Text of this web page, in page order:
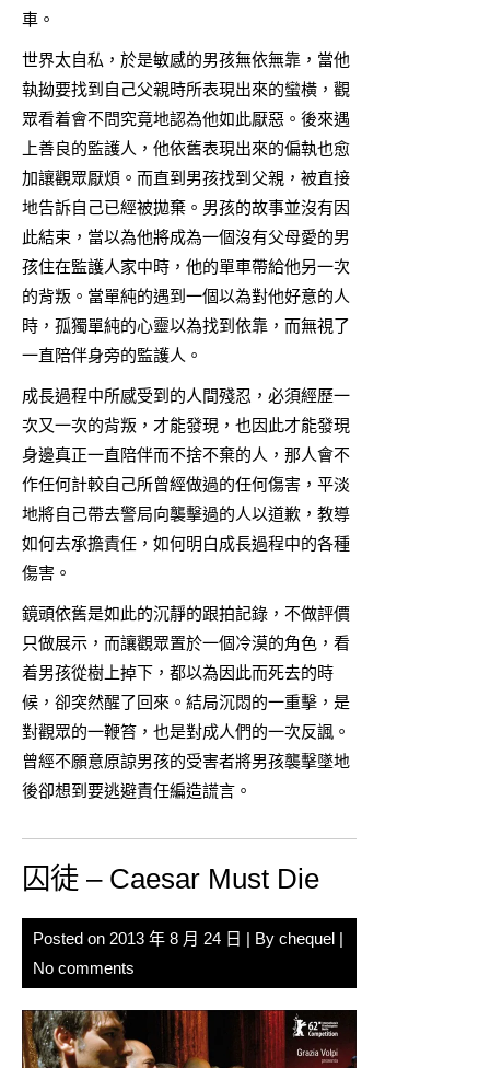
車。
世界太自私，於是敏感的男孩無依無靠，當他
執拗要找到自己父親時所表現出來的蠻橫，觀
眾看着會不問究竟地認為他如此厭惡。後來遇
上善良的監護人，他依舊表現出來的偏執也愈
加讓觀眾厭煩。而直到男孩找到父親，被直接
地告訴自己已經被拋棄。男孩的故事並沒有因
此結束，當以為他將成為一個沒有父母愛的男
孩住在監護人家中時，他的單車帶給他另一次
的背叛。當單純的遇到一個以為對他好意的人
時，孤獨單純的心靈以為找到依靠，而無視了
一直陪伴身旁的監護人。
成長過程中所感受到的人間殘忍，必須經歷一
次又一次的背叛，才能發現，也因此才能發現
身邊真正一直陪伴而不捨不棄的人，那人會不
作任何計較自己所曾經做過的任何傷害，平淡
地將自己帶去警局向襲擊過的人以道歉，教導
如何去承擔責任，如何明白成長過程中的各種
傷害。
鏡頭依舊是如此的沉靜的跟拍記錄，不做評價
只做展示，而讓觀眾置於一個冷漠的角色，看
着男孩從樹上掉下，都以為因此而死去的時
候，卻突然醒了回來。結局沉悶的一重擊，是
對觀眾的一鞭笞，也是對成人們的一次反諷。
曾經不願意原諒男孩的受害者將男孩襲擊墜地
後卻想到要逃避責任編造謊言。
囚徒 – Caesar Must Die
Posted on 2013 年 8 月 24 日 | By chequel |
No comments